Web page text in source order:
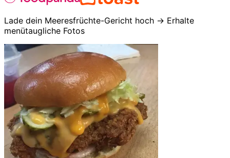
Lade dein Meeresfrüchte-Gericht hoch → Erhalte
menütaugliche Fotos